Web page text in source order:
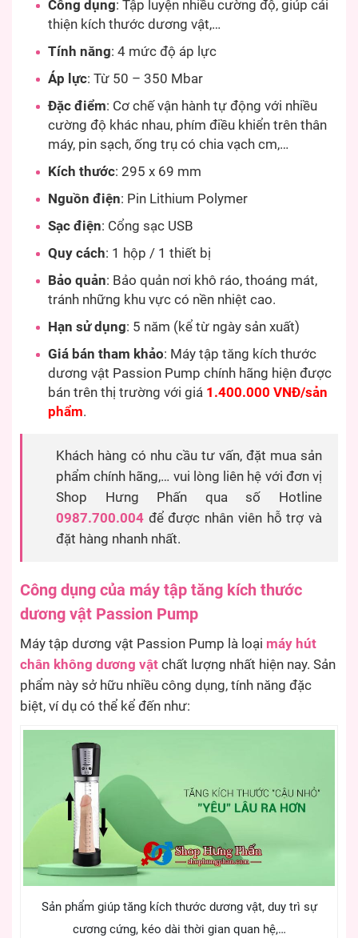
Công dụng: Tập luyện nhiều cường độ, giúp cải
thiện kích thước dương vật,…
Tính năng: 4 mức độ áp lực
Áp lực: Từ 50 – 350 Mbar
Đặc điểm: Cơ chế vận hành tự động với nhiều
cường độ khác nhau, phím điều khiển trên thân
máy, pin sạch, ống trụ có chia vạch cm,…
Kích thước: 295 x 69 mm
Nguồn điện: Pin Lithium Polymer
Sạc điện: Cổng sạc USB
Quy cách: 1 hộp / 1 thiết bị
Bảo quản: Bảo quản nơi khô ráo, thoáng mát,
tránh những khu vực có nền nhiệt cao.
Hạn sử dụng: 5 năm (kể từ ngày sản xuất)
Giá bán tham khảo: Máy tập tăng kích thước
dương vật Passion Pump chính hãng hiện được
bán trên thị trường với giá 1.400.000 VNĐ/sản
phẩm.
Khách hàng có nhu cầu tư vấn, đặt mua sản
phẩm chính hãng,… vui lòng liên hệ với đơn vị
Shop Hưng Phấn qua số Hotline
0987.700.004 để được nhân viên hỗ trợ và
đặt hàng nhanh nhất.
Công dụng của máy tập tăng kích thước
dương vật Passion Pump
Máy tập dương vật Passion Pump là loại máy hút
chân không dương vật chất lượng nhất hiện nay. Sản
phẩm này sở hữu nhiều công dụng, tính năng đặc
biệt, ví dụ có thể kể đến như:
Sản phẩm giúp tăng kích thước dương vật, duy trì sự
cương cứng, kéo dài thời gian quan hệ,…